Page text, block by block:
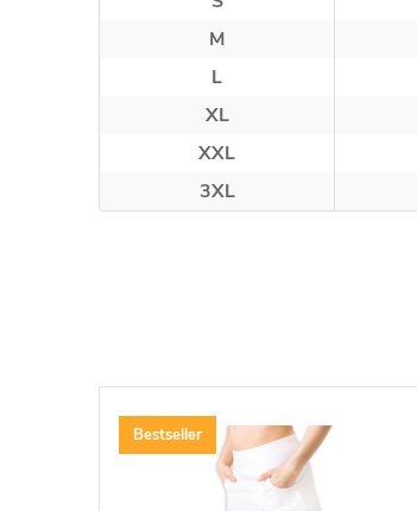
M
L
XL
XXL
3XL
Bestseller